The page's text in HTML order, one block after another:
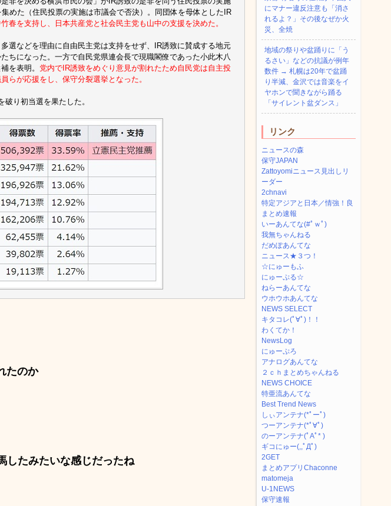
めた（住民投票の実施は市議会で否決）。同団体を母体としたIR
春を支持し、日本共産党と社会民主党も山中の支援を決めた。
選などを理由に自由民主党は支持をせず、IR誘致に賛成する地元
ちになった。一方で自民党県連会長で現職閣僚であった小此木八
を表明。 党内でIR誘致をめぐり意見が割れたため自民党は自主投
らが応援をし、保守分裂選挙となった。
り初当選を果たした。
のか
みたいな感じだったね
にマナー違反注意も「消さ
れるよ？」その後なぜか火
災、全焼
地域の祭りや盆踊りに「う
るさい」などの抗議が例年
数件 → 札幌は20年で盆踊
り半減、金沢では音楽をイ
ヤホンで聞きながら踊る
「サイレント盆ダンス」
リンク
ニュースの森
保守JAPAN
Zattoyomiニュース見出しリ
ーダー
2chnavi
特定アジアと日本／情強！良
まとめ速報
いーあんてな(#ﾟｗﾟ)
我無ちゃんねる
だめぽあんてな
ニュース★３つ！
☆にゅーもふ
にゅーぷる☆
ねらーあんてな
ウホウホあんてな
NEWS SELECT
キタコレ(ﾟ∀ﾟ)！！
わくてか！
NewsLog
にゅーぷろ
アナログあんてな
２ｃｈまとめちゃんねる
NEWS CHOICE
特亜流あんてな
Best Trend News
しぃアンテナ(*ﾟーﾟ)
つーアンテナ(*ﾟ∀ﾟ)
のーアンテナ(ﾟAﾟ* )
ギコにゅー(,,ﾟДﾟ)
2GET
まとめアプリChaconne
matomeja
U-1NEWS
保守速報